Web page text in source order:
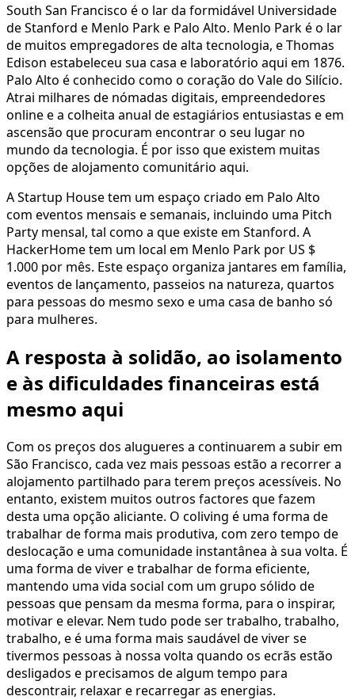
South San Francisco é o lar da formidável Universidade
de Stanford e Menlo Park e Palo Alto. Menlo Park é o lar
de muitos empregadores de alta tecnologia, e Thomas
Edison estabeleceu sua casa e laboratório aqui em 1876.
Palo Alto é conhecido como o coração do Vale do Silício.
Atrai milhares de nómadas digitais, empreendedores
online e a colheita anual de estagiários entusiastas e em
ascensão que procuram encontrar o seu lugar no
mundo da tecnologia. É por isso que existem muitas
opções de alojamento comunitário aqui.
A Startup House tem um espaço criado em Palo Alto
com eventos mensais e semanais, incluindo uma Pitch
Party mensal, tal como a que existe em Stanford. A
HackerHome tem um local em Menlo Park por US $
1.000 por mês. Este espaço organiza jantares em família,
eventos de lançamento, passeios na natureza, quartos
para pessoas do mesmo sexo e uma casa de banho só
para mulheres.
A resposta à solidão, ao isolamento
e às dificuldades financeiras está
mesmo aqui
Com os preços dos alugueres a continuarem a subir em
São Francisco, cada vez mais pessoas estão a recorrer a
alojamento partilhado para terem preços acessíveis. No
entanto, existem muitos outros factores que fazem
desta uma opção aliciante. O coliving é uma forma de
trabalhar de forma mais produtiva, com zero tempo de
deslocação e uma comunidade instantânea à sua volta. É
uma forma de viver e trabalhar de forma eficiente,
mantendo uma vida social com um grupo sólido de
pessoas que pensam da mesma forma, para o inspirar,
motivar e elevar. Nem tudo pode ser trabalho, trabalho,
trabalho, e é uma forma mais saudável de viver se
tivermos pessoas à nossa volta quando os ecrãs estão
desligados e precisamos de algum tempo para
descontrair, relaxar e recarregar as energias.